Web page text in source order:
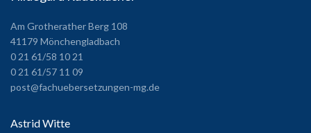
Am Grotherather Berg 108
41179 Mönchengladbach
0 21 61/58 10 21
0 21 61/57 11 09
post@fachuebersetzungen-mg.de
Astrid Witte